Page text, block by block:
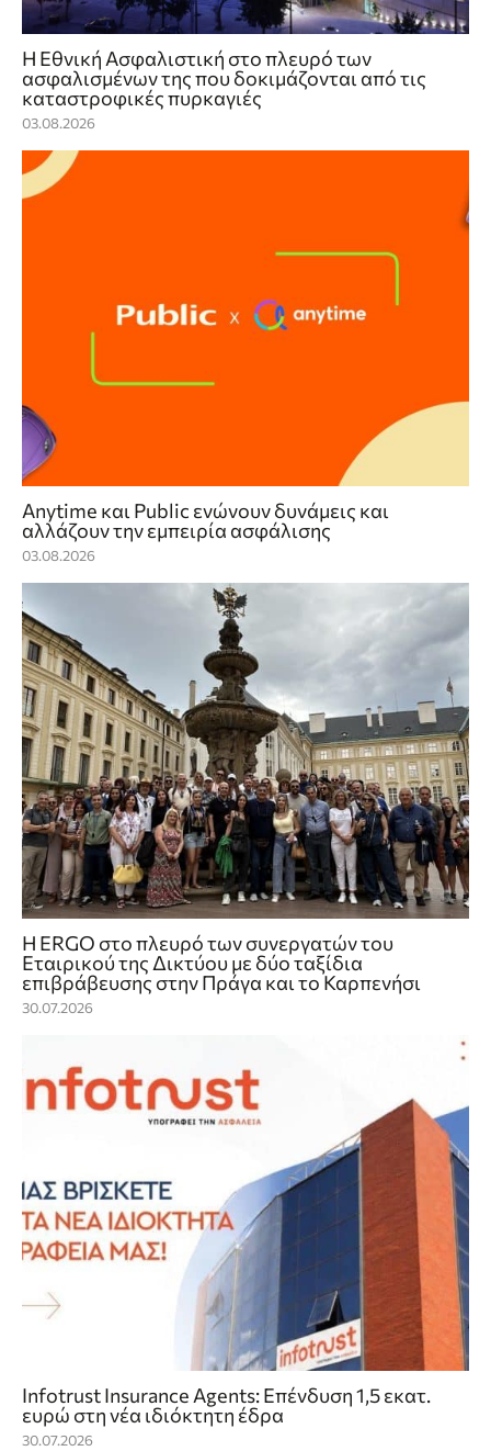
Η Εθνική Ασφαλιστική στο πλευρό των
ασφαλισμένων της που δοκιμάζονται από τις
καταστροφικές πυρκαγιές
03.08.2026
Anytime και Public ενώνουν δυνάμεις και
αλλάζουν την εμπειρία ασφάλισης
03.08.2026
Η ERGO στο πλευρό των συνεργατών του
Εταιρικού της Δικτύου με δύο ταξίδια
επιβράβευσης στην Πράγα και το Καρπενήσι
30.07.2026
Infotrust Insurance Agents: Επένδυση 1,5 εκατ.
ευρώ στη νέα ιδιόκτητη έδρα
30.07.2026